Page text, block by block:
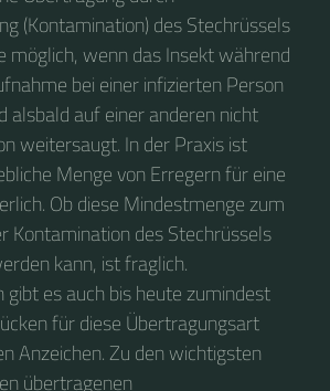
(Kontamination) des Stechrüssels
möglich, wenn das Insekt während
bei einer infizierten Person
alsbald auf einer anderen nicht
weitersaugt. In der Praxis ist
Menge von Erregern für eine
Ob diese Mindestmenge zum
Kontamination des Stechrüssels
kann, ist fraglich.
gibt es auch bis heute zumindest
für diese Übertragungsart
Anzeichen. Zu den wichtigsten
übertragenen